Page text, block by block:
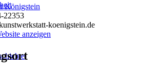
Königstein
22353
koenigstein.de
anzeigen